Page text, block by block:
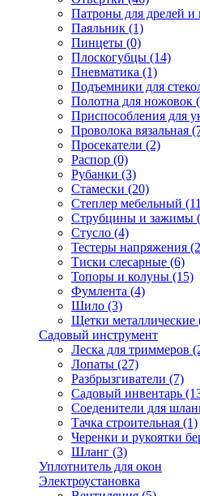
Патроны для дрелей и
Паяльник (1)
Пинцеты (0)
Плоскогубцы (14)
Пневматика (1)
Подъемники для
Полотна для ножовок
Приспособления для
Проволока вязальная
Просекатели (2)
Распор (0)
Рубанки (3)
Стамески (20)
Степлер мебельный
Струбцины и зажимы
Стусло (4)
Тестеры напряжения
Тиски слесарные (6)
Топоры и колуны (15)
Фумлента (4)
Шило (3)
Щетки металлические
Садовый инструмент
Леска для триммеров
Лопаты (27)
Разбрызгиватели (7)
Садовый инвентарь
Соеденители для
Тачка строительная (1)
Черенки и рукоятки
Шланг (3)
Уплотнитель для окон
Электроустановка